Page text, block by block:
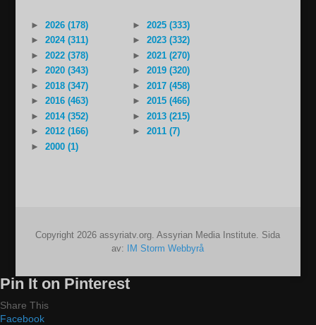
► 2026 (178) ►
2025 (333)
►
2024 (311) ►
2023 (332)
►
2022 (378) ►
2021 (270)
►
2020 (343) ►
2019 (320)
►
2018 (347) ►
2017 (458)
►
2016 (463) ►
2015 (466)
►
2014 (352) ►
2013 (215)
►
2012 (166) ►
2011 (7)
►
2000 (1)
Copyright 2026 assyriatv.org. Assyrian Media Institute. Sida
av:
IM Storm Webbyrå
Pin It on Pinterest
Share This
Facebook